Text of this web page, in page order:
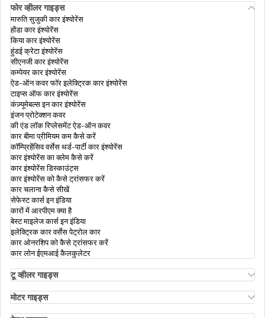
सैलरी नहीं पाने वाले व्यक्ति अपना इनकम टैक्स रिटर्न
इनकम टैक्स स्लैब और भारत में दरें
इनकम टैक्स डिपार्टमेंट आपके फाइनेंशियल ट्रांजेक्शन
को कैसे ट्रैक करता है
सैलरी पाने वाले कर्मचारी के लिए ऑनलाइन आईटीआर
सेक्शन 87ए के तहत टैक्स रिबेट
आईटीआर फ़ाइल न करने पर क्या होता है
फोर व्हीलर गाइड्स
मारुति सुजुकी कार इंश्योरेंस
होंडा कार इंश्योरेंस
किया कार इंश्योरेंस
हुंडई क्रेटा इंश्योरेंस
सीएनजी कार इंश्योरेंस
कम्पेयर कार इंश्योरेंस
ऐड-ऑन कवर फॉर इलेक्ट्रिक कार इंश्योरेंस
टाइप्स ऑफ कार इंश्योरेंस
कंज़्यूमेबल्स इन कार इंश्योरेंस
इंजन प्रोटेक्शन कवर
की एंड लॉक रिप्लेसमेंट ऐड-ऑन कवर
कार बीमा प्रीमियम कम कैसे करें
कॉम्प्रिहेंसिव वर्सेस थर्ड-पार्टी कार इंश्योरेंस
कार इंश्योरेंस का क्लेम कैसे करें
कार इंश्योरेंस डिस्काउंट्स
कार इंश्योरेंस को कैसे ट्रांसफर करें
कार चलाना कैसे सीखें
सेफेस्ट कार्स इन इंडिया
कारों में आरपीएम क्या है
बेस्ट माइलेज कार्स इन इंडिया
इलेक्ट्रिक कार वर्सेस पेट्रोल कार
कार ओनरशिप को कैसे ट्रांसफर करें
कार लोन ईएमआई कैलकुलेटर
टू व्हीलर गाइड्स
अथर एनर्जी बाइक इंश्योरेंस
बाइक इंश्योरेंस रिन्यूअल
मोटर गाइड्स